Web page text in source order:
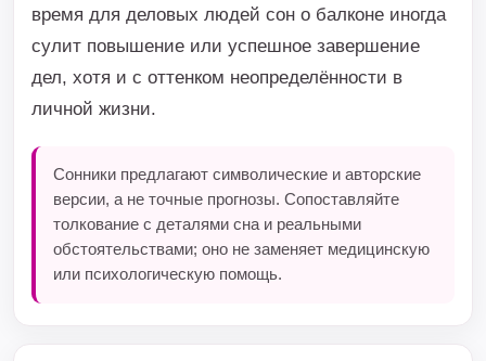
время для деловых людей сон о балконе иногда
сулит повышение или успешное завершение
дел, хотя и с оттенком неопределённости в
личной жизни.
Сонники предлагают символические и авторские
версии, а не точные прогнозы. Сопоставляйте
толкование с деталями сна и реальными
обстоятельствами; оно не заменяет медицинскую
или психологическую помощь.